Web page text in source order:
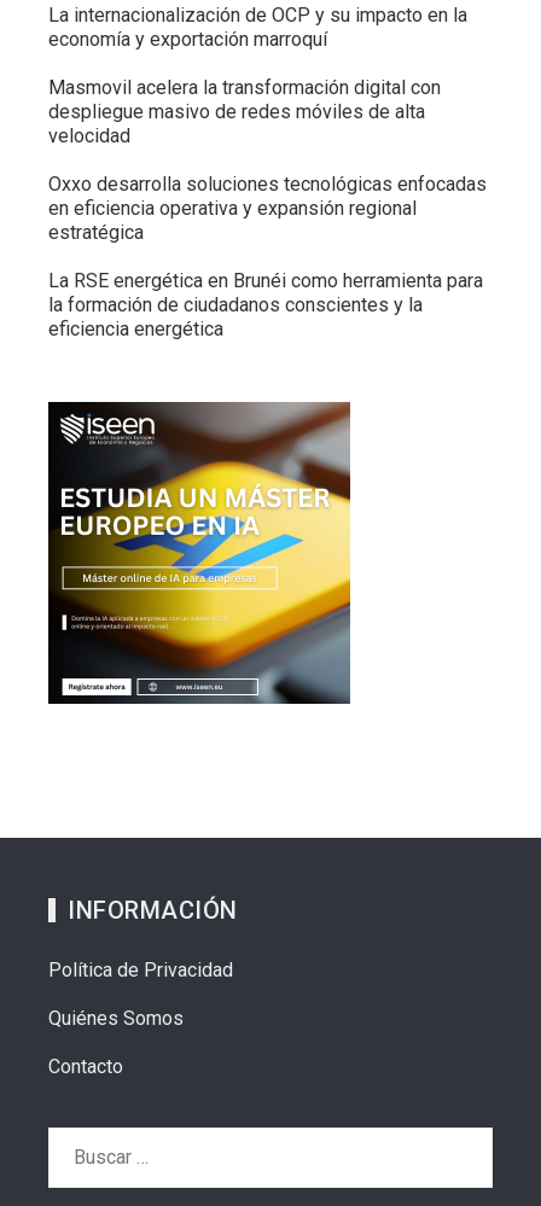
La internacionalización de OCP y su impacto en la
economía y exportación marroquí
Masmovil acelera la transformación digital con
despliegue masivo de redes móviles de alta
velocidad
Oxxo desarrolla soluciones tecnológicas enfocadas
en eficiencia operativa y expansión regional
estratégica
La RSE energética en Brunéi como herramienta para
la formación de ciudadanos conscientes y la
eficiencia energética
INFORMACIÓN
Política de Privacidad
Quiénes Somos
Contacto